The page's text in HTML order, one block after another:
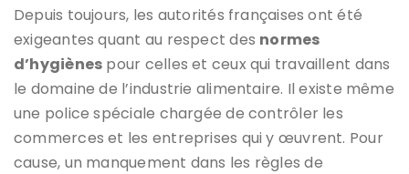
Depuis toujours, les autorités françaises ont été
exigeantes quant au respect des normes
d’hygiènes pour celles et ceux qui travaillent dans
le domaine de l’industrie alimentaire. Il existe même
une police spéciale chargée de contrôler les
commerces et les entreprises qui y œuvrent. Pour
cause, un manquement dans les règles de